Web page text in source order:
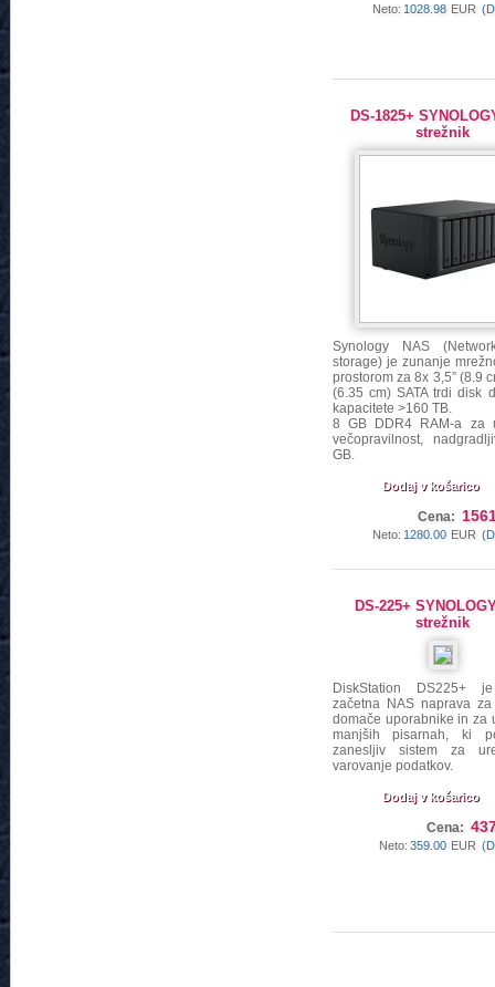
Neto: 1028.98 EUR
DS-1825+
strežnik
Synology NAS
storage) je zunanje
prostorom za 8x 3,5” (8.9
(6.35 cm) SATA trdi disk
kapacitete >160 TB.
8 GB DDR4 RAM-a za
večopravilnost,
GB.
Dodaj v košarico
Cena:
Neto: 1280.00 EUR
DS-225+
strežnik
DiskStation DS225+
začetna NAS naprava za
domače uporabnike in za
manjših pisarnah, ki
zanesljiv sistem za
varovanje podatkov.
Dodaj v košarico
Cena:
Neto: 359.00 EUR